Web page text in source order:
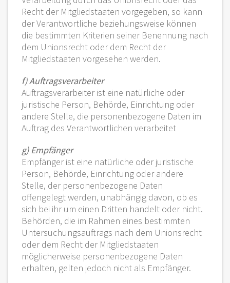
Recht der Mitgliedstaaten vorgegeben, so kann
der Verantwortliche beziehungsweise können
die bestimmten Kriterien seiner Benennung nach
dem Unionsrecht oder dem Recht der
Mitgliedstaaten vorgesehen werden.
f) Auftragsverarbeiter
Auftragsverarbeiter ist eine natürliche oder
juristische Person, Behörde, Einrichtung oder
andere Stelle, die personenbezogene Daten im
Auftrag des Verantwortlichen verarbeitet
g) Empfänger
Empfänger ist eine natürliche oder juristische
Person, Behörde, Einrichtung oder andere
Stelle, der personenbezogene Daten
offengelegt werden, unabhängig davon, ob es
sich bei ihr um einen Dritten handelt oder nicht.
Behörden, die im Rahmen eines bestimmten
Untersuchungsauftrags nach dem Unionsrecht
oder dem Recht der Mitgliedstaaten
möglicherweise personenbezogene Daten
erhalten, gelten jedoch nicht als Empfänger.